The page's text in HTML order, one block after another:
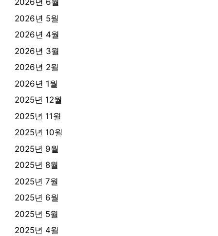
2026년 6월
2026년 5월
2026년 4월
2026년 3월
2026년 2월
2026년 1월
2025년 12월
2025년 11월
2025년 10월
2025년 9월
2025년 8월
2025년 7월
2025년 6월
2025년 5월
2025년 4월